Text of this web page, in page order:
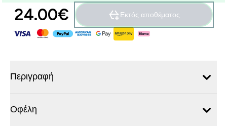
24.00€‎ Εκτός αποθέματος
Περιγραφή
Οφέλη